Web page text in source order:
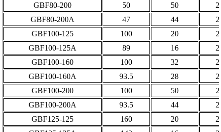
GBF80-200
50 50
GBF80-200A
47 44
GBF100-125
100 20
GBF100-125A
89 16
GBF100-160
100 32
GBF100-160A
93.5 28
GBF100-200
100 50
GBF100-200A
93.5 44
GBF125-125
160 20